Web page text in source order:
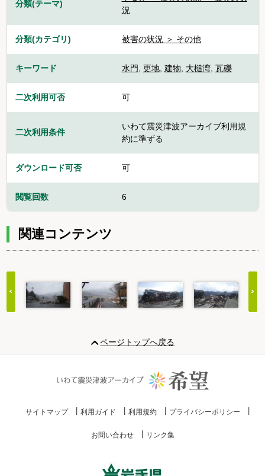
分類(テーマ)
況
分類(カテゴリ) 被害の状況 ＞ その他
キーワード 水門, 更地, 建物, 大槌湾, 瓦礫
二次利用可否 可
二次利用条件
いわて震災津波アーカイブ利用規
約に準ずる
ダウンロード可否 可
閲覧回数 6
関連コンテンツ
20
ページトップへ戻る
サイトマップ 利用ガイド 利用規約 プライバシーポリシー
お問い合わせ リンク集